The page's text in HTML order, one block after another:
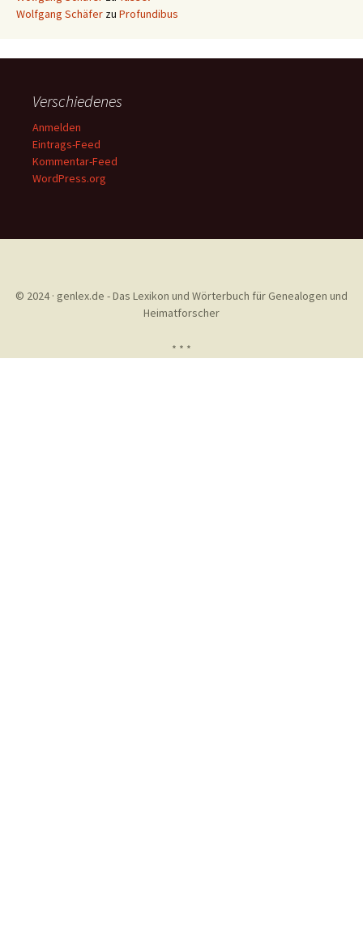
Wolfgang Schäfer zu Profundibus
Verschiedenes
Anmelden
Eintrags-Feed
Kommentar-Feed
WordPress.org
© 2024 · genlex.de - Das Lexikon und Wörterbuch für Genealogen und
Heimatforscher
* * *